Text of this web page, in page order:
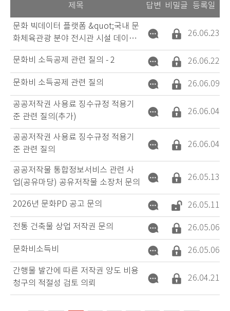
제목 답변 비밀글 등록일
문화 빅데이터 플랫폼 &quot;국내 문
화체육관광 분야 전시관 시설 데이터
&quot; 제공 관련 문의
26.06.23
문화비 소득공제 관련 질의 - 2 26.06.22
문화비 소득공제 관련 질의 26.06.09
공공저작권 사용료 징수규정 적용기
준 관련 질의(추가)
26.06.04
공공저작권 사용료 징수규정 적용기
준 관련 질의
26.06.04
공공저작물 통합정보서비스 관련 사
업(공유마당) 공유저작물 소장처 문의
26.05.13
2026년 문화PD 공고 문의 26.05.11
전통 건축물 상업 저작권 문의 26.05.06
문화비소득비 26.05.06
간행물 발간에 따른 저작권 양도 비용
청구의 적절성 검토 의뢰
26.04.21